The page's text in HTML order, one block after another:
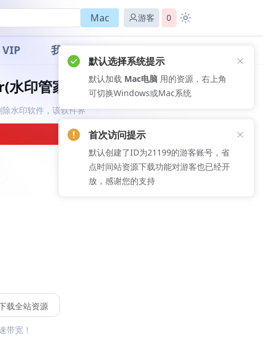
Mac 游客 0
VIP 我的
印管家)
水印软件，该软件界
载全站资源
带宽！
默认选择系统提示
默认加载 Mac电脑 用的资源，右上角
可切换Windows或Mac系统
首次访问提示
默认创建了ID为21199的游客账号，省
点时间站资源下载功能对游客也已经开
放，感谢您的支持